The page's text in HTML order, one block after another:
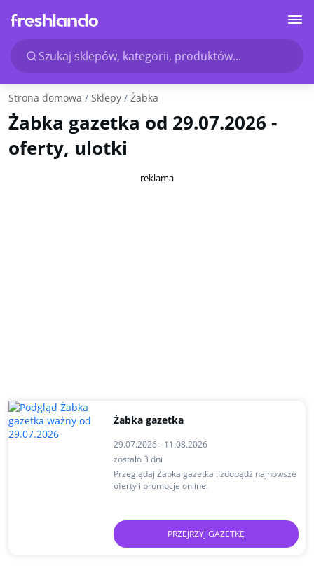
Szukaj sklepów, kategorii, produktów...
Strona domowa Sklepy Żabka
Żabka gazetka od 29.07.2026 -
oferty, ulotki
reklama
Żabka gazetka
29.07.2026 - 11.08.2026
zostało 3 dni
Przeglądaj Żabka gazetka i zdobądź najnowsze
oferty i promocje online.
PRZEJRZYJ GAZETKĘ